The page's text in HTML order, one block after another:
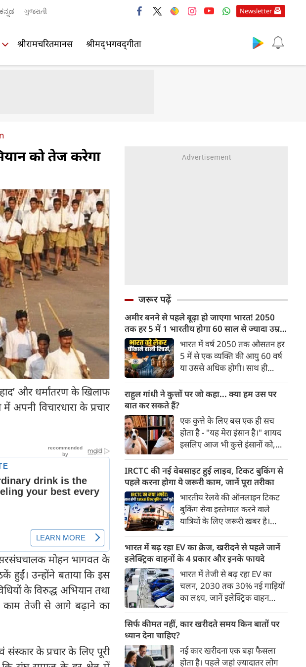
ಕನ್ನಡ ગુજરાતી Newsletter
श्रीरामचरितमानस श्रीमद्‍भगवद्‍गीता
को तेज करेगा
और धर्मांतरण के खिलाफ
विचारधारा के प्रचार
सरसंघचालक मोहन भागवत के
हुईं। उन्होंने बताया कि इस
के विरुद्ध अभियान तथा
काम तेजी से आगे बढ़ाने का
संस्कार के प्रचार के लिए पूरी
जरूर पढ़ें
अमीर बनने से पहले बूढ़ा हो जाएगा भारत! 2050
तक हर 5 में 1 भारतीय होगा 60 साल से ज्यादा उम्र
का
भारत में वर्ष 2050 तक औसतन हर
5 में से एक व्यक्ति की आयु 60 वर्ष
या उससे अधिक होगी। साथ ही
भारत में रहेंगे। ‘ट्रांसफॉर्म रूरल
अनुसार भारत विकसित देशों के
विपरीत समृद्ध बनने से पहले ही वृद्ध
होती आबादी वाले देश की श्रेणी में
पहुंच रहा है।
राहुल गांधी ने कुत्तों पर जो कहा... क्या हम उस पर
बात कर सकते हैं?
एक कुत्ते के लिए बस एक ही सच
होता है - "यह मेरा इंसान है।" शायद
इसलिए आज भी कुत्ते इंसानों को,
भू-राजनीति से लेकर कृत्रिम
बुद्धिमत्ता, जलवायु परिवर्तन से लेकर
क्रिकेट तक हर विषय पर बहस कर
सकते हैं, तो उस जीव पर भी एक
गंभीर चर्चा बनती है जिसने किसी भी
सभ्यता से पहले इंसान का साथ चुना
था। दुर्भाग्य यह है कि आज कुत्तों के
बारे में हमारी राय पशु-चिकित्सकों,
व्यवहार वैज्ञानिकों या विशेषज्ञों से
कम... और व्हाट्सऐप यूनिवर्सिटी से
ज़्यादा बनती है।
IRCTC की नई वेबसाइट हुई लाइव, टिकट बुकिंग से
पहले करना होगा ये जरूरी काम, जानें पूरा तरीका
भारतीय रेलवे की ऑनलाइन टिकट
बुकिंग सेवा इस्तेमाल करने वाले
यात्रियों के लिए जरूरी खबर है।
वेबसाइट का बीटा वर्जन लॉन्च कर
दिया है। करीब 24 साल पुराने
इंटरफेस के बाद वेबसाइट को नए
डिजाइन और कई नए फीचर्स के साथ
अपडेट किया गया है।
भारत में बढ़ रहा EV का क्रेज, खरीदने से पहले जानें
इलेक्ट्रिक वाहनों के 4 प्रकार और इनके फायदे
भारत में तेजी से बढ़ रहा EV का
चलन, 2030 तक 30% नई गाड़ियों
का लक्ष्य, जानें इलेक्ट्रिक वाहन
200 अरब रुपए का मौका
सिर्फ कीमत नहीं, कार खरीदते समय किन बातों पर
ध्यान देना चाहिए?
नई कार खरीदना एक बड़ा फैसला
होता है। पहले जहां ज़्यादातर लोग